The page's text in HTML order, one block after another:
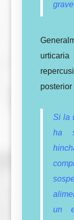
Si la
ha
un